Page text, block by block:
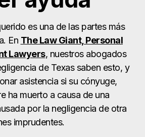
es una de las partes más
En The Law Giant, Personal
Lawyers, nuestros abogados
de Texas saben esto, y
asistencia si su cónyuge,
ha muerto a causa de una
por la negligencia de otra
imprudentes.